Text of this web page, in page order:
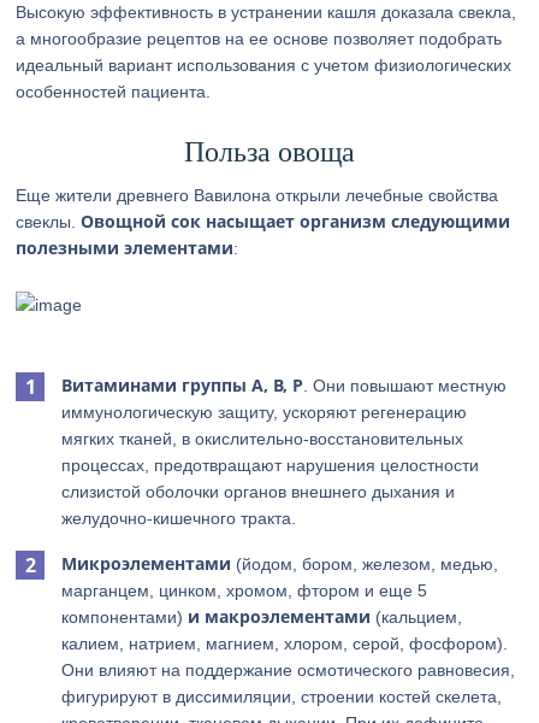
Высокую эффективность в устранении кашля доказала свекла,
а многообразие рецептов на ее основе позволяет подобрать
идеальный вариант использования с учетом физиологических
особенностей пациента.
Польза овоща
Еще жители древнего Вавилона открыли лечебные свойства
свеклы.Овощной сок насыщает организм следующими
полезными элементами:
Витаминами группы А, В, Р . Они повышают местную
иммунологическую защиту, ускоряют регенерацию
мягких тканей, в окислительно-восстановительных
процессах, предотвращают нарушения целостности
слизистой оболочки органов внешнего дыхания и
желудочно-кишечного тракта.
Микроэлементами (йодом, бором, железом, медью,
марганцем, цинком, хромом, фтором и еще 5
компонентами) и макроэлементами (кальцием,
калием, натрием, магнием, хлором, серой, фосфором).
Они влияют на поддержание осмотического равновесия,
фигурируют в диссимиляции, строении костей скелета,